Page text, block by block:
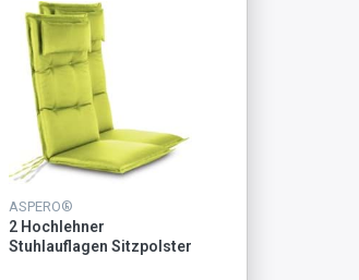
ASPERO®
2 Hochlehner
Stuhlauflagen Sitzpolster